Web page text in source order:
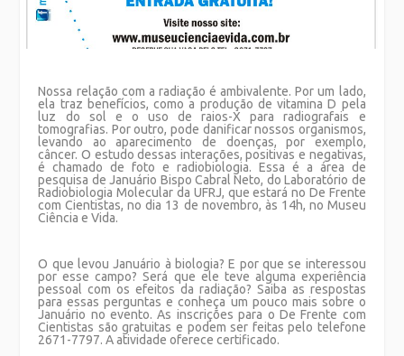
Nossa relação com a radiação é ambivalente. Por um lado,
ela traz benefícios, como a produção de vitamina D pela
luz do sol e o uso de raios-X para radiografais e
tomografias. Por outro, pode danificar nossos organismos,
levando ao aparecimento de doenças, por exemplo,
câncer. O estudo dessas interações, positivas e negativas,
é chamado de foto e radiobiologia. Essa é a área de
pesquisa de Januário Bispo Cabral Neto, do Laboratório de
Radiobiologia Molecular da UFRJ, que estará no De Frente
com Cientistas, no dia 13 de novembro, às 14h, no Museu
Ciência e Vida.
O que levou Januário à biologia? E por que se interessou
por esse campo? Será que ele teve alguma experiência
pessoal com os efeitos da radiação? Saiba as respostas
para essas perguntas e conheça um pouco mais sobre o
Januário no evento. As inscrições para o De Frente com
Cientistas são gratuitas e podem ser feitas pelo telefone
2671-7797. A atividade oferece certificado.